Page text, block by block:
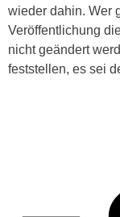
wieder dahin. Wer
Veröffentlichung
nicht geändert
feststellen, es sei